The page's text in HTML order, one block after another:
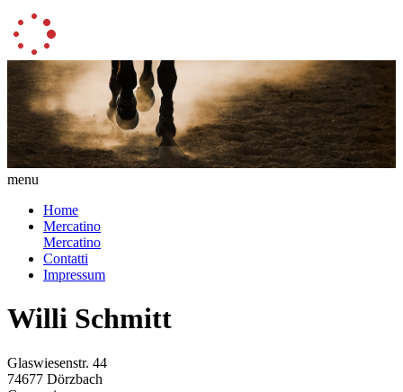
menu
Home
Mercatino
Mercatino
Contatti
Impressum
Willi Schmitt
Glaswiesenstr. 44
74677 Dörzbach